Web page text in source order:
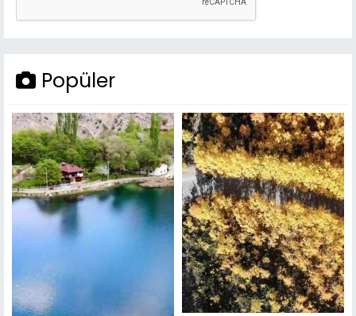
Popüler